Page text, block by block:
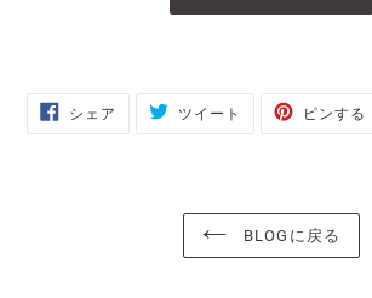
シェア FACEBOOKツイート
TWITTERピンする
BLOGに戻る